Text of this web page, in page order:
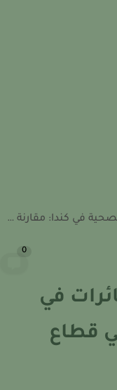
دليل شامل لاسعار التأمين الصحي في ميشيغان: مقارنة. تكاليف. باقات...
في
قطاع